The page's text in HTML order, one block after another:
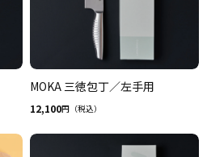
MOKA 三徳包丁／左手用
12,100円（税込）